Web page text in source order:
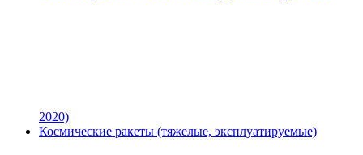
2020)
Космические ракеты (тяжелые, эксплуатируемые)